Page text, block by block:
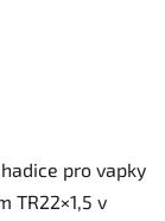
pro vapky
TR22×1,5 v